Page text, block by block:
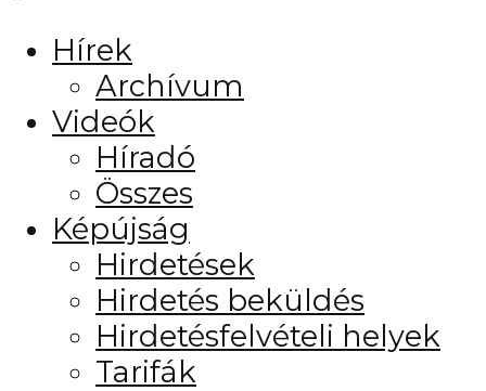
Hírek
Archívum
Videók
Híradó
Összes
Képújság
Hirdetések
Hirdetés beküldés
Hirdetésfelvételi helyek
Tarifák